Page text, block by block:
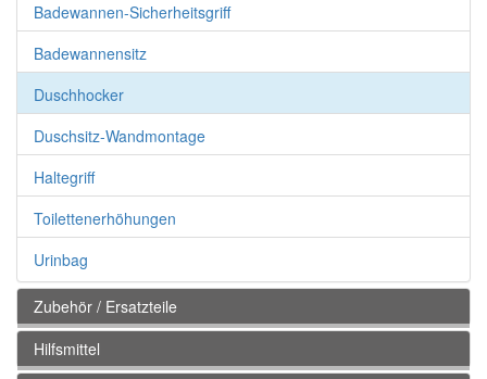
Badewannen-Sicherheitsgriff
Badewannensitz
Duschhocker
Duschsitz-Wandmontage
Haltegriff
Toilettenerhöhungen
Urinbag
Zubehör / Ersatzteile
Hilfsmittel